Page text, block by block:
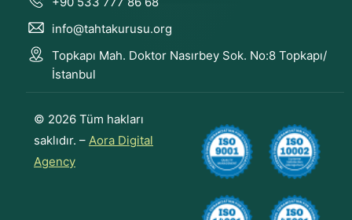
info@tahtakurusu.org
Topkapı Mah. Doktor Nasırbey Sok. No:8 Topkapı/
İstanbul
© 2026 Tüm hakları
saklıdır. – Aora Digital
Agency